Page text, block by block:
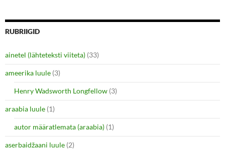
RUBRIIGID
ainetel (lähteteksti viiteta) (33)
ameerika luule (3)
Henry Wadsworth Longfellow (3)
araabia luule (1)
autor määratlemata (araabia) (1)
aserbaidžaani luule (2)